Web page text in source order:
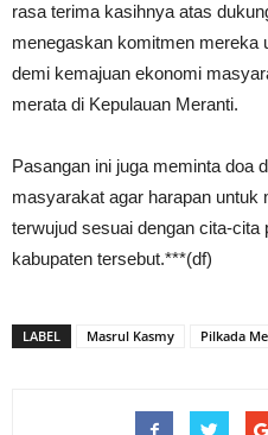
rasa terima kasihnya atas
menegaskan komitmen mereka
demi kemajuan ekonomi
merata di Kepulauan Meranti.
Pasangan ini juga meminta doa
masyarakat agar harapan untuk
terwujud sesuai dengan cita-cita
kabupaten tersebut.***(df)
LABEL Masrul Kasmy Pilkada